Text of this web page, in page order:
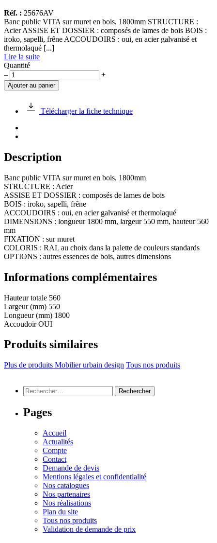
Réf. : 25676AV
Banc public VITA sur muret en bois, 1800mm STRUCTURE :
Acier ASSISE ET DOSSIER : composés de lames de bois BOIS :
iroko, sapelli, frêne ACCOUDOIRS : oui, en acier galvanisé et
thermolaqué [...]
Lire la suite
Quantité
quantité
de
Banc
VITA
muret
1800mm
– +
Ajouter au panier
Télécharger la fiche technique
Description
Banc public VITA sur muret en bois, 1800mm
STRUCTURE : Acier
ASSISE ET DOSSIER : composés de lames de bois
BOIS : iroko, sapelli, frêne
ACCOUDOIRS : oui, en acier galvanisé et thermolaqué
DIMENSIONS : longueur 1800 mm, largeur 550 mm, hauteur 560
mm
FIXATION : sur muret
COLORIS : RAL au choix dans la palette de couleurs standards
OPTIONS : autres essences de bois, autres dimensions
Informations complémentaires
Hauteur totale 560
Largeur (mm) 550
Longueur (mm) 1800
Accoudoir OUI
Produits similaires
Plus de produits Mobilier urbain design Tous nos produits
Rechercher :
Pages
Accueil
Actualités
Compte
Contact
Demande de devis
Mentions légales et confidentialité
Nos catalogues
Nos partenaires
Nos réalisations
Plan du site
Tous nos produits
Validation de demande de prix